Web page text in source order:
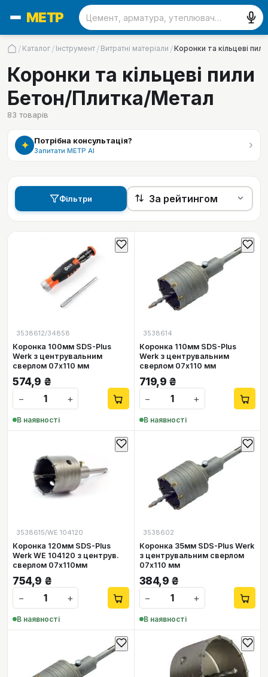
/ Каталог / Інструмент / Витратні матеріали /Коронки та кільцеві
Коронки та кільцеві пили
Бетон/Плитка/Метал
83 товарів
✦ Потрібна консультація?
Запитати МЕТР АІ ›
Фільтри
3538612/34858
Коронка 100мм SDS-Plus
Werk з центрувальним
сверлом 07х110 мм
574,9 ₴
−
+
В наявності
3538614
Коронка 110мм SDS-Plus
Werk з центрувальним
сверлом 07х110 мм
719,9 ₴
−
+
В наявності
3538615/WE 104120
Коронка 120мм SDS-Plus
Werk WE 104120 з центрув.
сверлом 07х110мм
754,9 ₴
−
+
В наявності
3538602
Коронка 35мм SDS-Plus Werk
з центрувальним сверлом
07х110 мм
384,9 ₴
−
+
В наявності